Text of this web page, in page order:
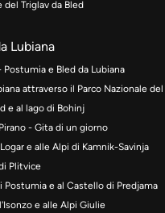
del Triglav da Bled
Lubiana
e Bled da Lubiana
attraverso il Parco Nazionale del
e al lago di Bohinj
- Gita di un giorno
e alle Alpi di Kamnik-Savinja
Plitvice
Postumia e al Castello di Predjama
e alle Alpi Giulie